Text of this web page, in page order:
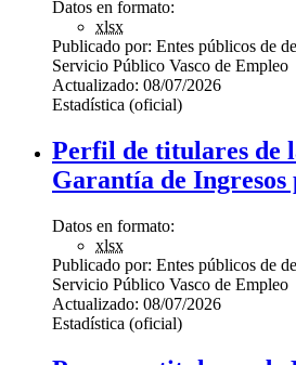
Datos en formato:
xlsx
Publicado por: Entes públicos de
Servicio Público Vasco de Empleo
Actualizado: 08/07/2026
Estadística (oficial)
Perfil de titulares de
Garantía de
Datos en formato:
xlsx
Publicado por: Entes públicos de
Servicio Público Vasco de Empleo
Actualizado: 08/07/2026
Estadística (oficial)